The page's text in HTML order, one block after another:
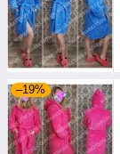
–19%